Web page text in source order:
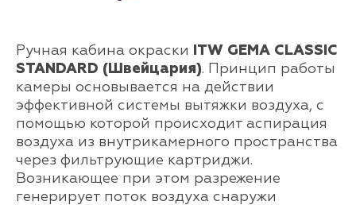
Ручная кабина окраски
ITW GEMA CLASSIC
STANDARD (Швейцария). Принцип работы
камеры основывается на действии
эффективной системы вытяжки воздуха, с
помощью которой происходит аспирация
воздуха из внутрикамерного пространства
через фильтрующие картриджи.
Возникающее при этом разрежение
генерирует поток воздуха снаружи